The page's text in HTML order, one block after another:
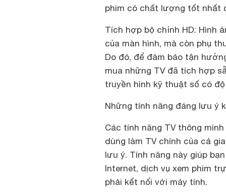
phim có chất lượng tốt nhất
Tích hợp bộ chỉnh HD: Hình
của màn hình, mà còn phụ
Do đó, để đảm bảo tận
mua những TV đã tích hợp
truyền hình kỹ thuật số có
Những tính năng đáng lưu ý
Các tính năng TV thông minh
dùng làm TV chính của cả
lưu ý. Tính năng này giúp
Internet, dịch vụ xem phim
phải kết nối với máy tính.